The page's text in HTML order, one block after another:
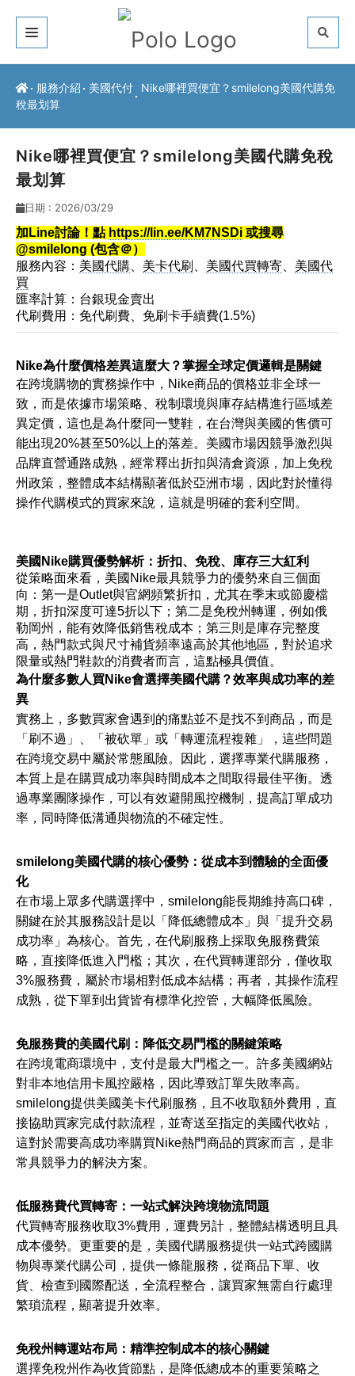
關於我們
服務介紹
常見問題
最新公告
聯絡方式
服務介紹 美國代付
Nike哪裡買便宜？smilelong美國代購免
稅最划算
Nike哪裡買便宜？smilelong美國代購免稅
最划算
日期 : 2026/03/29
加Line討論！點 https://lin.ee/KM7NSDi 或搜尋
@smilelong (包含＠）
服務內容： 美國代購 美卡代刷 美國代買轉寄
美國代
買
匯率計算：台銀現金賣出
代刷費用：免代刷費、免刷卡手續費(1.5%)
Nike為什麼價格差異這麼大？掌握全球定價邏輯是關鍵
在跨境購物的實務操作中，Nike商品的價格並非全球一
致，而是依據市場策略、稅制環境與庫存結構進行區域差
異定價，這也是為什麼同一雙鞋，在台灣與美國的售價可
能出現20%甚至50%以上的落差。美國市場因競爭激烈與
品牌直營通路成熟，經常釋出折扣與清倉資源，加上免稅
州政策，整體成本結構顯著低於亞洲市場，因此對於懂得
操作代購模式的買家來說，這就是明確的套利空間。
美國Nike購買優勢解析：折扣、免稅、庫存三大紅利
從策略面來看，美國Nike最具競爭力的優勢來自三個面
向：第一是Outlet與官網頻繁折扣，尤其在季末或節慶檔
期，折扣深度可達5折以下；第二是免稅州轉運，例如俄
勒岡州，能有效降低銷售稅成本；第三則是庫存完整度
高，熱門款式與尺寸補貨頻率遠高於其他地區，對於追求
限量或熱門鞋款的消費者而言，這點極具價值。
為什麼多數人買Nike會選擇美國代購？效率與成功率的差
異
實務上，多數買家會遇到的痛點並不是找不到商品，而是
「刷不過」、「被砍單」或「轉運流程複雜」，這些問題
在跨境交易中屬於常態風險。因此，選擇專業代購服務，
本質上是在購買成功率與時間成本之間取得最佳平衡。透
過專業團隊操作，可以有效避開風控機制，提高訂單成功
率，同時降低溝通與物流的不確定性。
smilelong美國代購的核心優勢：從成本到體驗的全面優
化
在市場上眾多代購選擇中，smilelong能長期維持高口碑，
關鍵在於其服務設計是以「降低總體成本」與「提升交易
成功率」為核心。首先，在代刷服務上採取免服務費策
略，直接降低進入門檻；其次，在代買轉運部分，僅收取
3%服務費，屬於市場相對低成本結構；再者，其操作流程
成熟，從下單到出貨皆有標準化控管，大幅降低風險。
免服務費的美國代刷：降低交易門檻的關鍵策略
在跨境電商環境中，支付是最大門檻之一。許多美國網站
對非本地信用卡風控嚴格，因此導致訂單失敗率高。
smilelong提供美國美卡代刷服務，且不收取額外費用，直
接協助買家完成付款流程，並寄送至指定的美國代收站，
這對於需要高成功率購買Nike熱門商品的買家而言，是非
常具競爭力的解決方案。
低服務費代買轉寄：一站式解決跨境物流問題
代買轉寄服務收取3%費用，運費另計，整體結構透明且具
成本優勢。更重要的是，美國代購服務提供一站式跨國購
物與專業代購公司，提供一條龍服務，從商品下單、收
貨、檢查到國際配送，全流程整合，讓買家無需自行處理
繁瑣流程，顯著提升效率。
免稅州轉運站布局：精準控制成本的核心關鍵
選擇免稅州作為收貨節點，是降低總成本的重要策略之